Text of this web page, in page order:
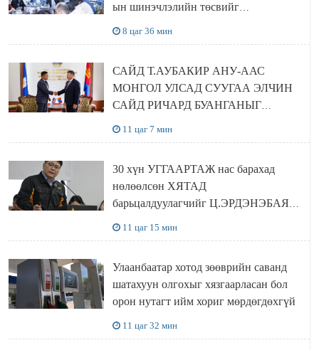
ын шинэчлэлийн төсвийг
8 цаг 36 мин
САЙД Т.АУБАКИР АНУ-ААС
МОНГОЛ УЛСАД СУУГАА ЭЛЧИН
САЙД РИЧАРД БУАНГАНЫГ
11 цаг 7 мин
30 хүн УГГААРТАЖ нас барахад
нөлөөлсөн ХЯТАД
барьцалдуулагчийг Ц.ЭРДЭНЭБАЯР
11 цаг 15 мин
Улаанбаатар хотод зөөврийн саванд
шатахуун олгохыг хязгаарласан бол
орон нутагт ийм хориг мөрдөгдөхгүй
11 цаг 32 мин